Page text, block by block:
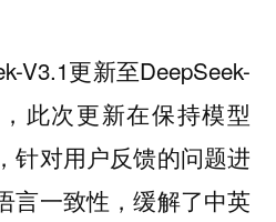
V3.1更新至DeepSeek-
此次更新在保持模型
针对用户反馈的问题进
言一致性，缓解了中英